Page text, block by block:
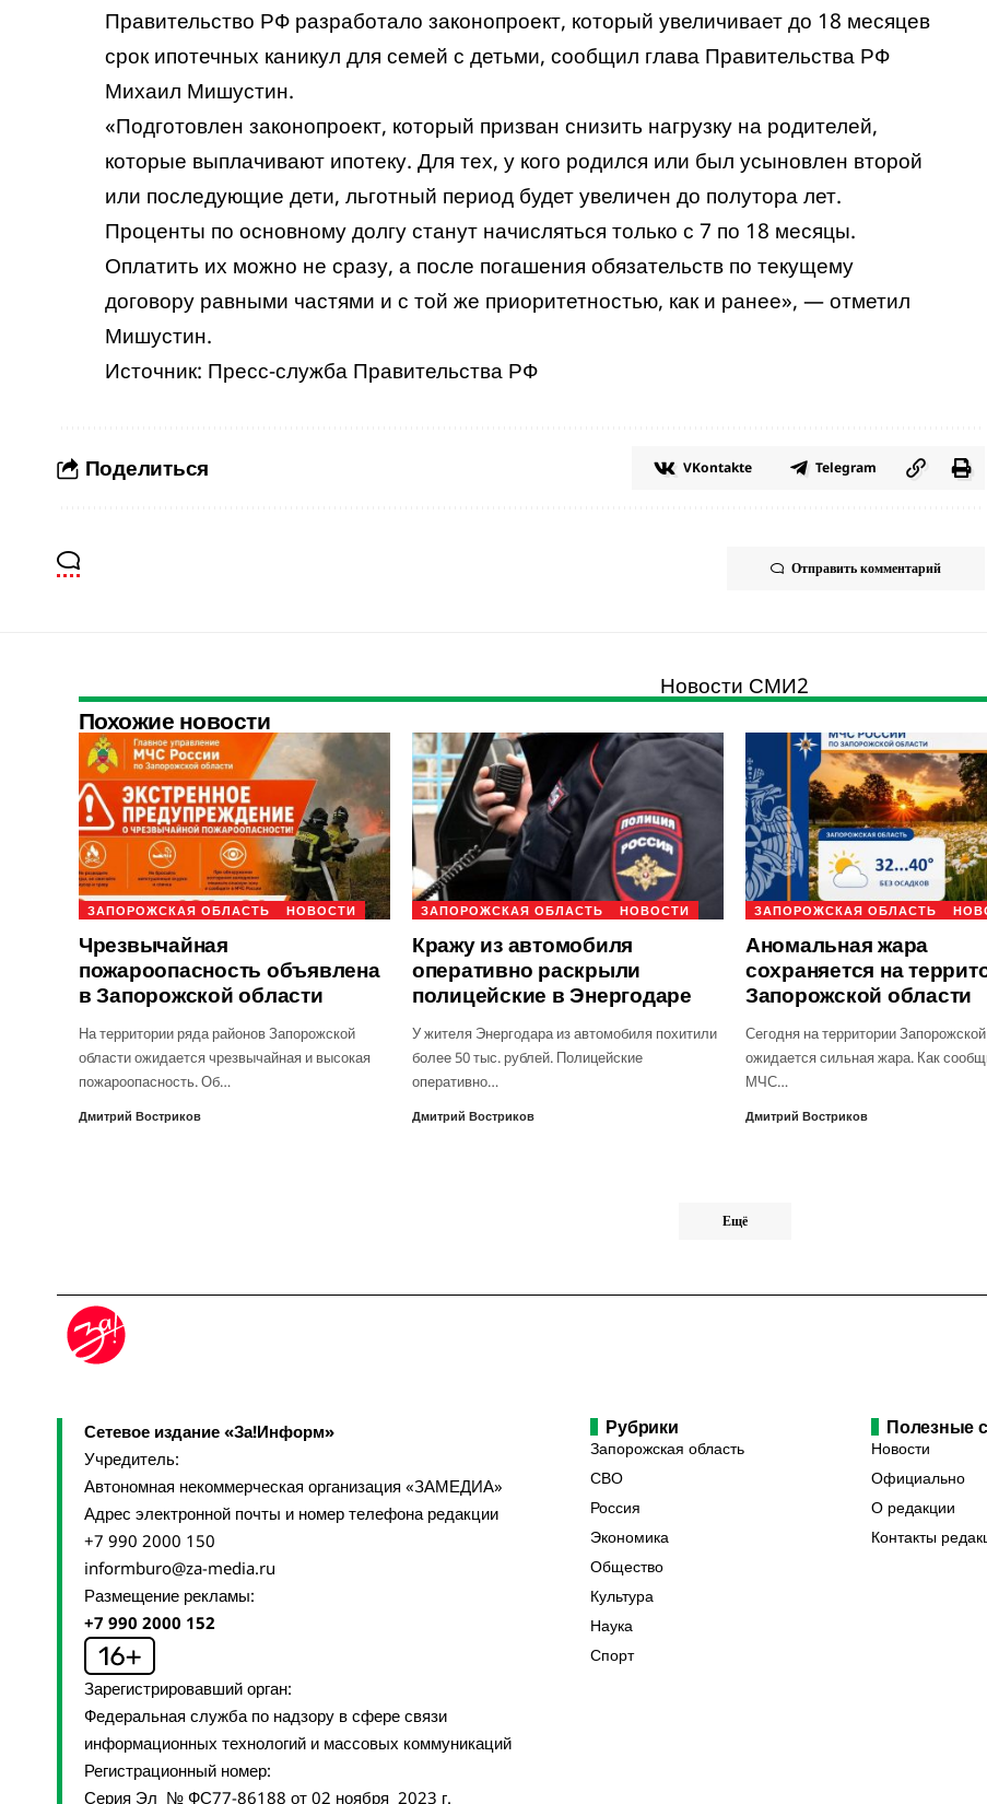
Правительство РФ разработало законопроект, который увеличивает до 18 месяцев
срок ипотечных каникул для семей с детьми, сообщил глава Правительства РФ
Михаил Мишустин.
«Подготовлен законопроект, который призван снизить нагрузку на родителей,
которые выплачивают ипотеку. Для тех, у кого родился или был усыновлен второй
или последующие дети, льготный период будет увеличен до полутора лет.
Проценты по основному долгу станут начисляться только с 7 по 18 месяцы.
Оплатить их можно не сразу, а после погашения обязательств по текущему
договору равными частями и с той же приоритетностью, как и ранее», — отметил
Мишустин.
Источник: Пресс-служба Правительства РФ
Поделиться VKontakte Telegram
Отправить комментарий
Новости СМИ2
Похожие новости
ЗАПОРОЖСКАЯ ОБЛАСТЬ НОВОСТИ
Чрезвычайная
пожароопасность объявлена
в Запорожской области
На территории ряда районов Запорожской
области ожидается чрезвычайная и высокая
пожароопасность. Об…
Дмитрий Востриков
ЗАПОРОЖСКАЯ ОБЛАСТЬ НОВОСТИ
Кражу из автомобиля
оперативно раскрыли
полицейские в Энергодаре
У жителя Энергодара из автомобиля похитили
более 50 тыс. рублей. Полицейские
оперативно…
Дмитрий Востриков
ЗАПОРОЖСКАЯ ОБЛАСТЬ
Аномальная жара
сохраняется на
Запорожской области
Сегодня на территории
ожидается сильная жара. Как
МЧС…
Дмитрий Востриков
Ещё
Сетевое издание «За!Информ»
Учредитель:
Автономная некоммерческая организация «ЗАМЕДИА»
Адрес электронной почты и номер телефона редакции
+7 990 2000 150
informburo@za-media.ru
Размещение рекламы:
+7 990 2000 152
Зарегистрировавший орган:
Федеральная служба по надзору в сфере связи
информационных технологий и массовых коммуникаций
Регистрационный номер:
Серия Эл № ФС77-86188 от 02 ноября 2023 г.
Рубрики
Запорожская область
СВО
Россия
Экономика
Общество
Культура
Наука
Спорт
Полезные
Новости
Официально
О редакции
Контакты